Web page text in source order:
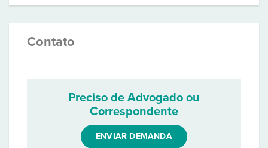
Contato
Preciso de Advogado ou
Correspondente
ENVIAR DEMANDA